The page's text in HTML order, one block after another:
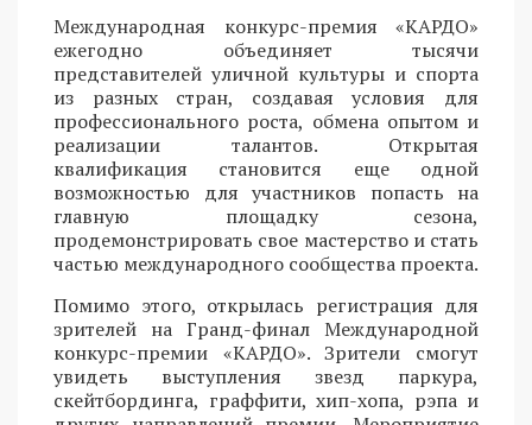
Международная конкурс-премия «КАРДО»
ежегодно объединяет тысячи
представителей уличной культуры и спорта
из разных стран, создавая условия для
профессионального роста, обмена опытом и
реализации талантов. Открытая
квалификация становится еще одной
возможностью для участников попасть на
главную площадку сезона,
продемонстрировать свое мастерство и стать
частью международного сообщества проекта.
Помимо этого, открылась регистрация для
зрителей на Гранд-финал Международной
конкурс-премии «КАРДО». Зрители смогут
увидеть выступления звезд паркура,
скейтбординга, граффити, хип-хопа, рэпа и